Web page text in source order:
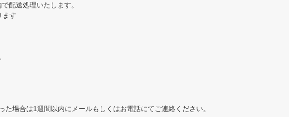
配送処理いたします。
ます
場合は1週間以内にメールもしくはお電話にてご連絡ください。